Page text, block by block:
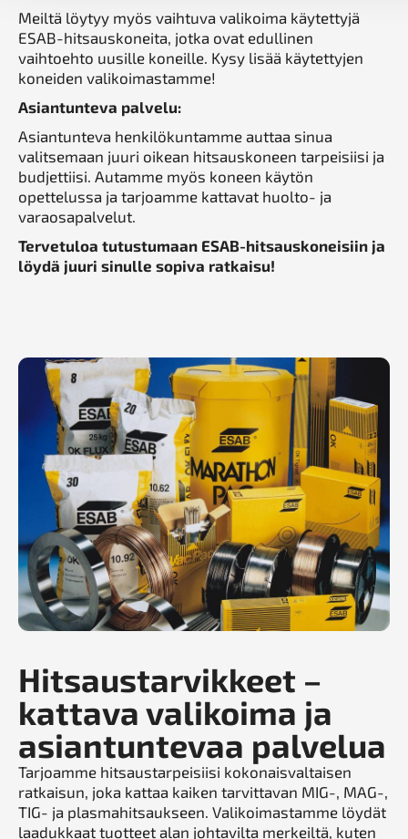
Meiltä löytyy myös vaihtuva valikoima käytettyjä
ESAB-hitsauskoneita, jotka ovat edullinen
vaihtoehto uusille koneille. Kysy lisää käytettyjen
koneiden valikoimastamme!
Asiantunteva palvelu:
Asiantunteva henkilökuntamme auttaa sinua
valitsemaan juuri oikean hitsauskoneen tarpeisiisi ja
budjettiisi. Autamme myös koneen käytön
opettelussa ja tarjoamme kattavat huolto- ja
varaosapalvelut.
Tervetuloa tutustumaan ESAB-hitsauskoneisiin ja
löydä juuri sinulle sopiva ratkaisu!
Hitsaustarvikkeet –
kattava valikoima ja
asiantuntevaa palvelua
Tarjoamme hitsaustarpeisiisi kokonaisvaltaisen
ratkaisun, joka kattaa kaiken tarvittavan MIG-, MAG-,
TIG- ja plasmahitsaukseen. Valikoimastamme löydät
laadukkaat tuotteet alan johtavilta merkeiltä, kuten